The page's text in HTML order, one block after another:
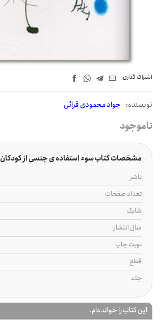
اشتراک‌ گذاری
نويسنده: جواد محمودی قرائی
ناموجود
مشخصات کتاب سوء استفاده ی جنسی از کودکان
ناشر
تعداد صفحات
شابک
سال انتشار
نوبت چاپ
قطع
جلد
این کتاب را خوانده‌ام.